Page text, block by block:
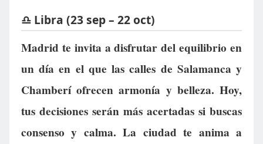
♎ Libra (23 sep – 22 oct)
Madrid te invita a disfrutar del equilibrio en
un día en el que las calles de Salamanca y
Chamberí ofrecen armonía y belleza. Hoy,
tus decisiones serán más acertadas si buscas
consenso y calma. La ciudad te anima a